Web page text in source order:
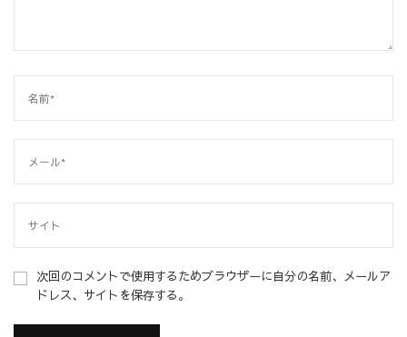
次回のコメントで使用するためブラウザーに自分の名前、メールア
ドレス、サイトを保存する。